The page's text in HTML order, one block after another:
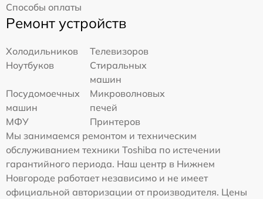
Способы оплаты
Ремонт устройств
Холодильников
Телевизоров
Ноутбуков
Стиральных
машин
Посудомоечных
машин
Микроволновых
печей
МФУ
Принтеров
Мы занимаемся ремонтом и техническим
обслуживанием техники Toshiba по истечении
гарантийного периода. Наш центр в Нижнем
Новгороде работает независимо и не имеет
официальной авторизации от производителя. Цены